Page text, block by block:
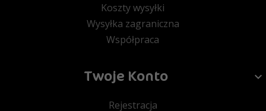
Koszty wysyłki
Wysyłka zagraniczna
Współpraca
Twoje Konto
Rejestracja